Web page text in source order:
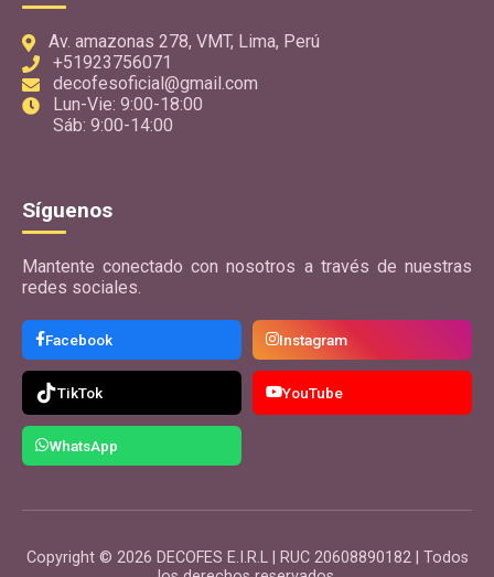
Av. amazonas 278, VMT, Lima, Perú
+51923756071
decofesoficial@gmail.com
Lun-Vie: 9:00-18:00
Sáb: 9:00-14:00
Síguenos
Mantente conectado con nosotros a través de nuestras
redes sociales.
Facebook Instagram
TikTok YouTube
WhatsApp
Copyright © 2026 DECOFES E.I.R.L | RUC 20608890182 | Todos